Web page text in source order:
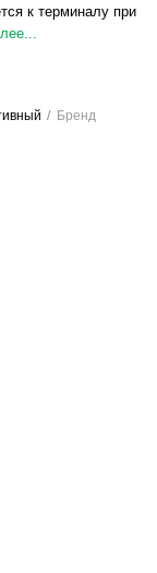
к терминалу при
Бренд